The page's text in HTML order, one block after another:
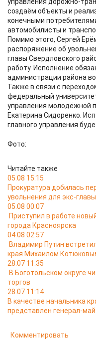
создаём объекты и
конечными
автомобилисты и
Помимо этого, Сергей
распоряжение об
главы Свердловского
работу. Исполнение
администрации района
Также в связи с
федеральный
управления молодёжной
Екатерина Сидоренко.
главного управления
Фото:
Читайте также
05.08 15:15
Прокуратура добилась
увольнения для экс-
05.08 00:07
Приступил в работе
города Красноярска
04.08 02:57
Владимир Путин
края Михаилом
28.07 11:35
В Боготольском округе
торгов
28.07 11:14
В качестве начальника
представлен генерал-
Комментировать